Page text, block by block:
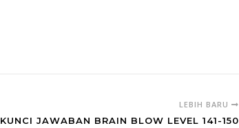
LEBIH BARU
KUNCI JAWABAN BRAIN BLOW LEVEL 141-150